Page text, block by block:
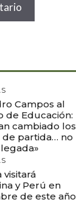
Campos al
de Educación:
cambiado los
partida… no
visitará
y Perú en
de este año